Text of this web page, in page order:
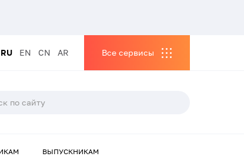
RU EN CN AR Все сервисы
ВЫПУСКНИКАМ